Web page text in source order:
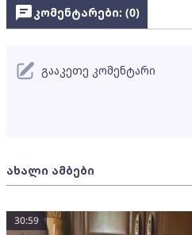
ახალი ამბები
30:59
კომენტარები: (0)
გააკეთე კომენტარი